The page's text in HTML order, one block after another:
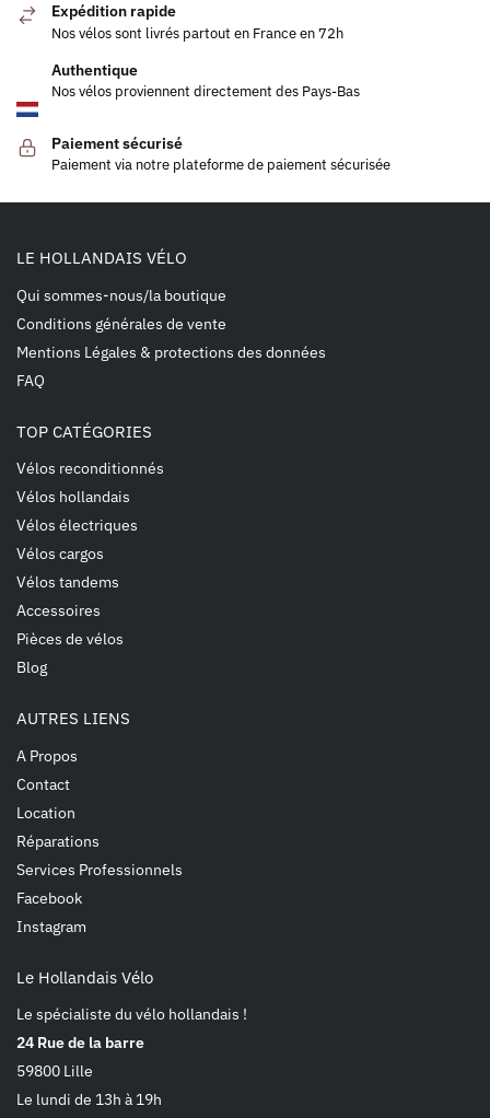
Expédition rapide
Nos vélos sont livrés partout en France en 72h
Authentique
Nos vélos proviennent directement des Pays-Bas
Paiement sécurisé
Paiement via notre plateforme de paiement sécurisée
LE HOLLANDAIS VÉLO
Qui sommes-nous/la boutique
Conditions générales de vente
Mentions Légales & protections des données
FAQ
TOP CATÉGORIES
Vélos reconditionnés
Vélos hollandais
Vélos électriques
Vélos cargos
Vélos tandems
Accessoires
Pièces de vélos
Blog
AUTRES LIENS
A Propos
Contact
Location
Réparations
Services Professionnels
Facebook
Instagram
Le Hollandais Vélo
Le spécialiste du vélo hollandais !
24 Rue de la barre
59800 Lille
Le lundi de 13h à 19h